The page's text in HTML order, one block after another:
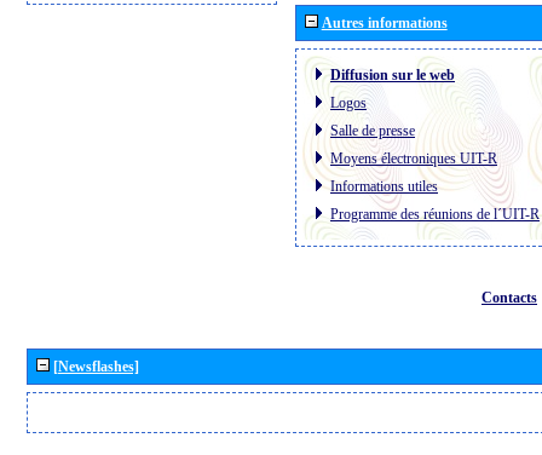
Autres informations
Diffusion sur le web
Logos
Salle de presse
Moyens électroniques UIT-R
Informations utiles
Programme des réunions de l´UIT-R
Contacts
[Newsflashes]